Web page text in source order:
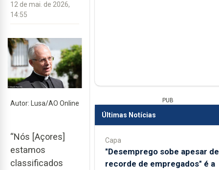
12 de mai. de 2026,
14:55
Autor: Lusa/AO Online
“Nós [Açores]
estamos
classificados
PUB
Últimas Notícias
Capa
"Desemprego sobe apesar de
recorde de empregados" é a